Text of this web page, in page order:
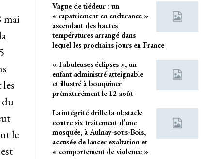
mai
du
le
Vague de tiédeur : un
« rapatriement en endurance »
ascendant des hautes
températures arrangé dans
lequel les prochains jours en France
« Fabuleuses éclipses », un
enfant administré atteignable
et illustré à bouquiner
prématurément le 12 août
La intégrité drille la obstacle
contre six traitement d’une
mosquée, à Aulnay-sous-Bois,
accusée de lancer exaltation et
« comportement de violence »